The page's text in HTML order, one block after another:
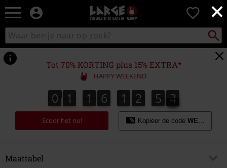
×
Large
–
Muziek-,
en
gaming-
merch
+
alternatieve
kleding
0
Zoek
in
catalogus
zoeken
Tot 70% KORTING plus 15% EXTRA*
HAPPY WEEKEND
0
0 1
1 1
1 6
6 1
1 2
2 5
5 3
4
3
5
4
Scoor het nu! Kopieer de code WEEKEND
Maattabel